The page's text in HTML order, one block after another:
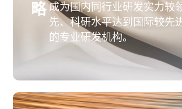
略 成为国内同行业研发实力较
先、科研水平达到国际较先
的专业研发机构。